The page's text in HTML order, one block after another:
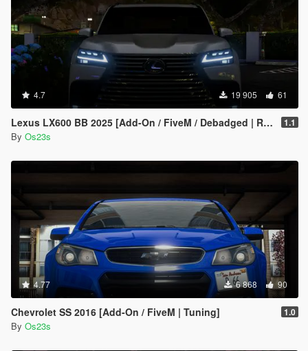
4.7 19 905 61
Lexus LX600 BB 2025 [Add-On / FiveM / Debadged | Roof Animation] 1.1
By Os23s
4.77 6 868 90
Chevrolet SS 2016 [Add-On / FiveM | Tuning] 1.0
By Os23s